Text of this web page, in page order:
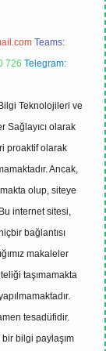
Teams:
726 Telegram:
Teknolojileri ve
Sağlayıcı olarak
proaktif olarak
Ancak,
olup, siteye
internet sitesi,
bağlantısı
makaleler
taşımamakta
tesadüfidir.
bilgi paylaşım